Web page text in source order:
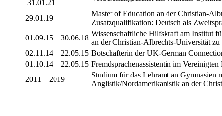
31.01.21
29.01.19
Master of Education an der Christian-
Zusatzqualifikation: Deutsch als
01.09.15 – 30.06.18
Wissenschaftliche Hilfskraft am Institut
an der Christian-Albrechts-Universität
02.11.14 – 22.05.15 Botschafterin der UK-German
01.10.14 – 22.05.15 Fremdsprachenassistentin im
2011 – 2019
Studium für das Lehramt an Gymnasien
Anglistik/Nordamerikanistik an der